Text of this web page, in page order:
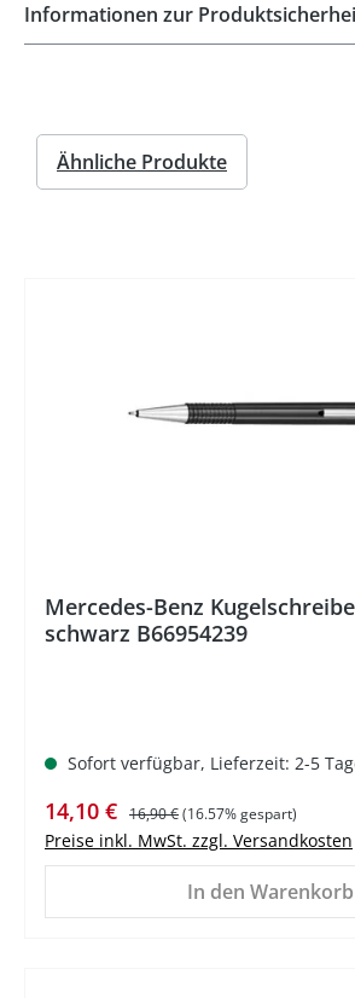
Informationen zur
Ähnliche Produkte
Mercedes-Benz
schwarz B66954239
Sofort verfügbar, Lieferzeit: 2-5
Verkaufspreis:
14,10 € Regulärer Preis:
16,90 €(16.57% gespart)
Preise inkl. MwSt. zzgl. Versandkosten
In den Warenkorb